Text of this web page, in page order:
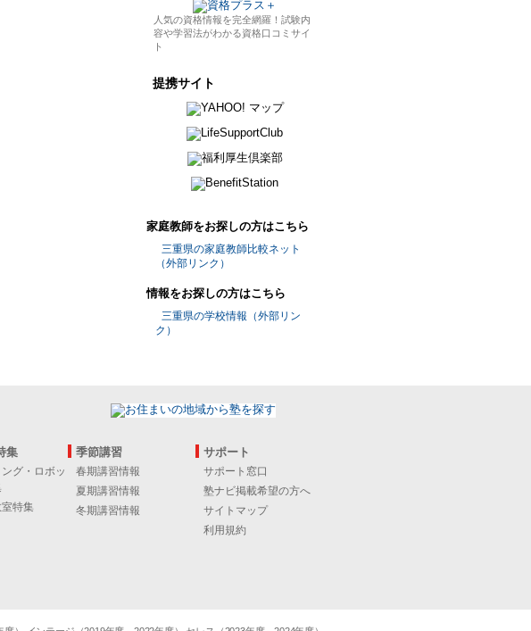
人気の資格情報を完全網羅！試験内
容や学習法がわかる資格口コミサイ
ト
提携サイト
家庭教師をお探しの方はこちら
三重県の家庭教師比較ネット
（外部リンク）
情報をお探しの方はこちら
三重県の学校情報（外部リン
ク）
集
グ・ロボッ
特集
季節講習
春期講習情報
夏期講習情報
冬期講習情報
サポート
サポート窓口
塾ナビ掲載希望の方へ
サイトマップ
利用規約